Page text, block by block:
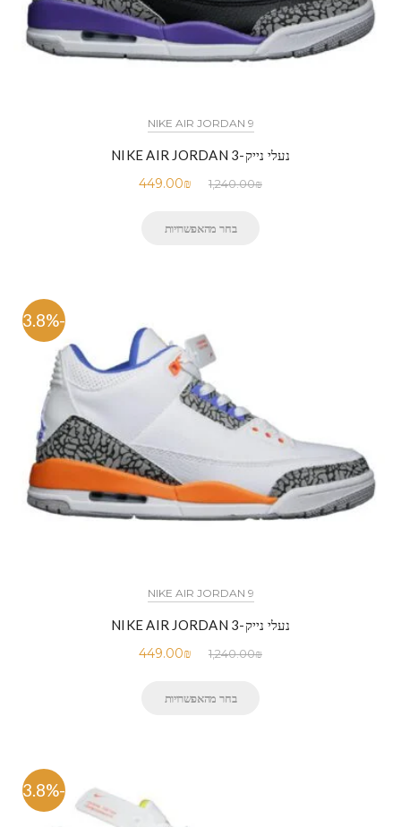
NIKE AIR JORDAN 9
נעלי נייק-NIKE AIR JORDAN 3
1,240.00₪
449.00₪
בחר מהאפשרויות
-63.8%
NIKE AIR JORDAN 9
נעלי נייק-NIKE AIR JORDAN 3
1,240.00₪
449.00₪
בחר מהאפשרויות
-63.8%